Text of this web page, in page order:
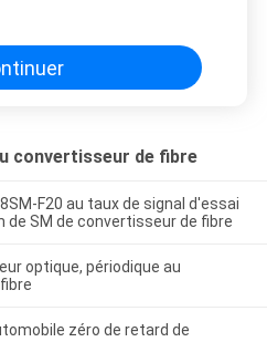
convertisseur de fibre
F20 au taux de signal d'essai
SM de convertisseur de fibre
optique, périodique au
zéro de retard de